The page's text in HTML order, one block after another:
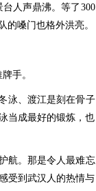
人声鼎沸。等了300
的嗓门也格外洪亮。
手。
泳、渡江是刻在骨子
当成最好的锻炼，也
航。那是令人最难忘
受到武汉人的热情与